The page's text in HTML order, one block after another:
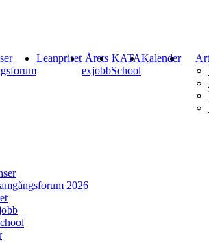
Leanpriset Årets
exjobb
KATA
School
Kalender
2026